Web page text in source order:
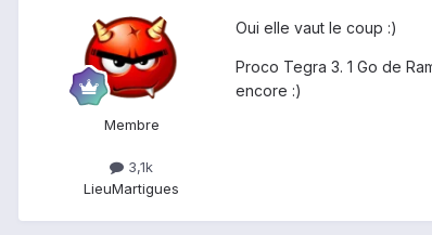
Membre
3,1k
LieuMartigues
Oui elle vaut le coup :)
Proco Tegra 3. 1 Go de
encore :)